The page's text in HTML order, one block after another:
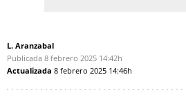
L. Aranzabal
Publicada 8 febrero 2025 14:42h
Actualizada 8 febrero 2025 14:46h